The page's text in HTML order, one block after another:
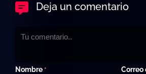
Deja un comentario
Nombre * Correo